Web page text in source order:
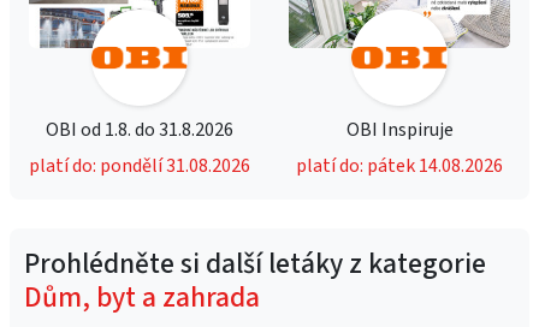
OBI od 1.8. do 31.8.2026
platí do: pondělí 31.08.2026
OBI Inspiruje
platí do: pátek 14.08.2026
Prohlédněte si další letáky z kategorie
Dům, byt a zahrada